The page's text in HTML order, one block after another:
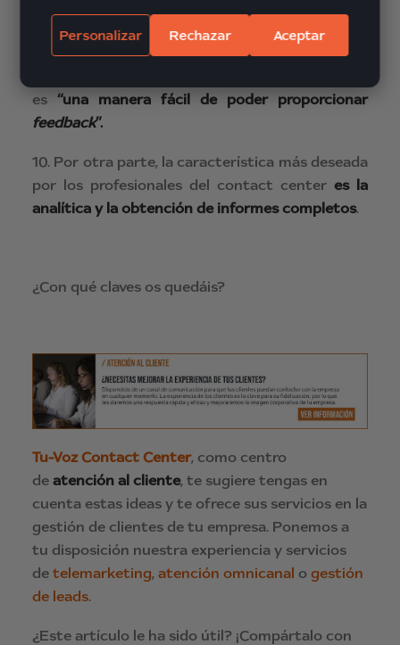
tener un calendario para la devolución de
llamadas.
es “una manera fácil de poder proporcionar
feedback”.
10. Por otra parte, la característica más deseada
por los profesionales del contact center es la
analítica y la obtención de informes completos.
¿Con qué claves os quedáis?
Tu-Voz Contact Center, como centro
de atención al cliente, te sugiere tengas en
cuenta estas ideas y te ofrece sus servicios en la
gestión de clientes de tu empresa. Ponemos a
tu disposición nuestra experiencia y servicios
de telemarketing, atención omnicanal o gestión
de leads.
¿Este artículo le ha sido útil? ¡Compártalo con
Personalizar Rechazar Aceptar